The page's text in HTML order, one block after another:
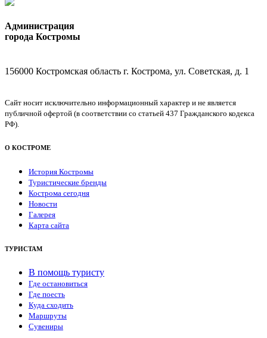
Администрация
города Костромы
156000 Костромская область г. Кострома, ул. Советская, д. 1
Сайт носит исключительно информационный характер и не является
публичной офертой (в соответствии со статьей 437 Гражданского кодекса
РФ).
О КОСТРОМЕ
История Костромы
Туристические бренды
Кострома сегодня
Новости
Галерея
Карта сайта
ТУРИСТАМ
В помощь туристу
Где остановиться
Где поесть
Куда сходить
Маршруты
Сувениры